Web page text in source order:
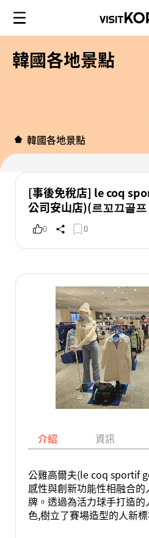
韓國各地景點
韓國各地景點
[事後免稅店] le coq
公司安山店)(르꼬끄골
0 0
介紹 資訊
公雞高爾夫(le coq sportif
感性與創新功能性相融合
牌。透過為活力球手打造
色,樹立了賽場造型的人新標